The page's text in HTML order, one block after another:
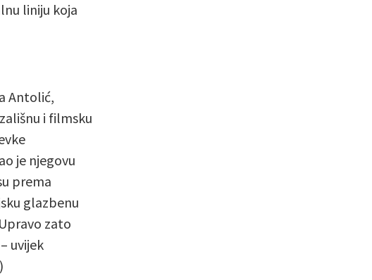
liniju koja
Antolić,
i filmsku
je njegovu
prema
glazbenu
zato
uvijek